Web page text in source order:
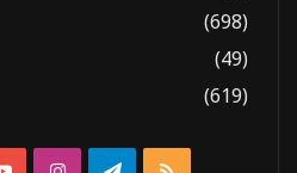
(698)
(49)
(619)